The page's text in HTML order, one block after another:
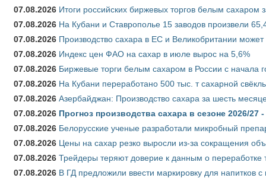
07.08.2026 Итоги российских биржевых торгов белым сахаром
07.08.2026 На Кубани и Ставрополье 15 заводов произвели
07.08.2026 Производство сахара в ЕС и Великобритании
07.08.2026 Индекс цен ФАО на сахар в июле вырос на 5,6%
07.08.2026 Биржевые торги белым сахаром в России с начала
07.08.2026 На Кубани переработано 500 тыс. т сахарной
07.08.2026 Азербайджан: Производство сахара за шесть
07.08.2026 Прогноз производства сахара в сезоне 2026/
07.08.2026 Белорусские ученые разработали микробный
07.08.2026 Цены на сахар резко выросли из-за сокращения
07.08.2026 Трейдеры теряют доверие к данным о переработке
07.08.2026 В ГД предложили ввести маркировку для напитков